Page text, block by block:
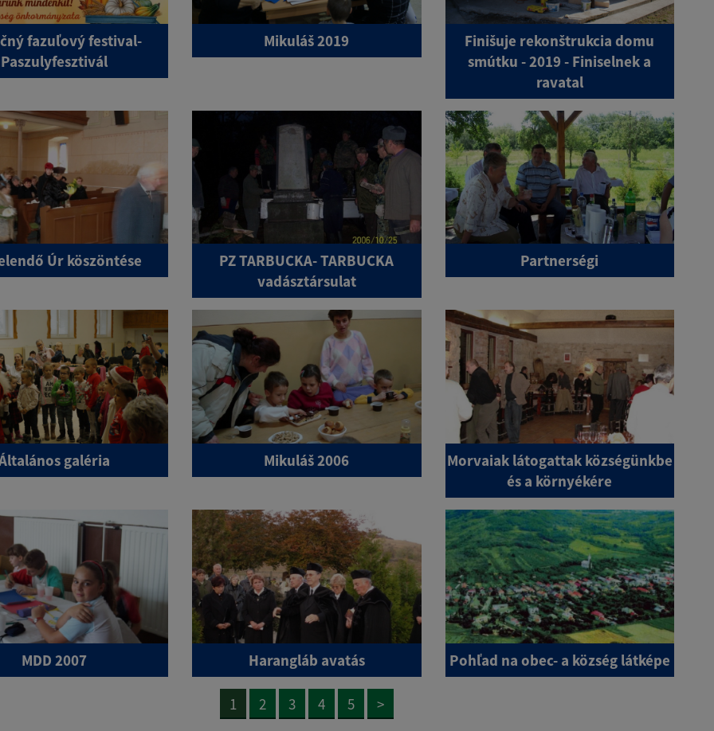
fazuľový festival-
Paszulyfesztivál
Mikuláš 2019
Finišuje rekonštrukcia domu
smútku - 2019 - Finiselnek a
ravatal
Úr köszöntése
PZ TARBUCKA- TARBUCKA
vadásztársulat
Partnerségi
galéria Mikuláš 2006
Morvaiak látogattak községünkbe
és a környékére
MDD 2007 Harangláb avatás Pohľad na obec- a község látképe
1 2 3 4 5 >